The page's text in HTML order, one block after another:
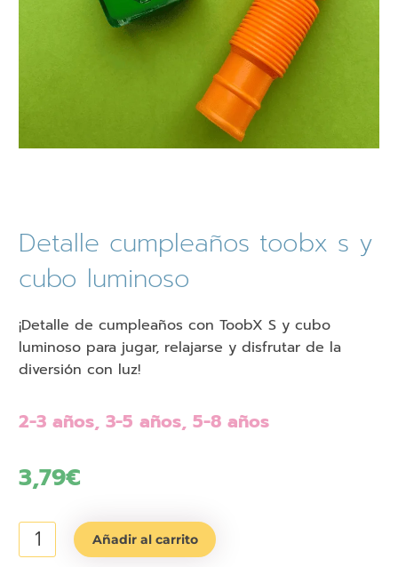
Detalle cumpleaños toobx s y
cubo luminoso
¡Detalle de cumpleaños con ToobX S y cubo
luminoso para jugar, relajarse y disfrutar de la
diversión con luz!
2-3 años, 3-5 años, 5-8 años
3,79€
Detalle
cumpleaños
Añadir al carrito